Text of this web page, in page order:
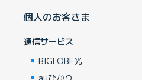
個人のお客さま
通信サービス
BIGLOBE光
auひかり